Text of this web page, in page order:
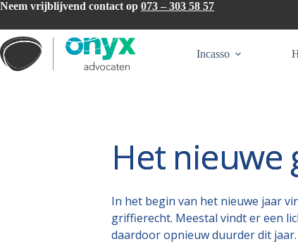
Ga
de
inhoud
Neem vrijblijvend contact op 073 – 303 58 57
Incasso
Het nieuwe
In het begin van het nieuwe jaar
griffierecht. Meestal vindt er een
daardoor opnieuw duurder dit